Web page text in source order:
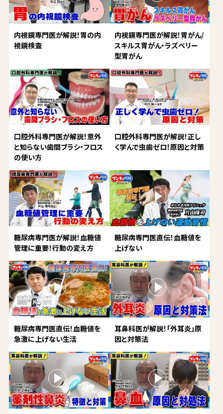
内視鏡専門医が解説！胃の内
視鏡検査
内視鏡専門医が解説！胃がん/
スキルス胃がん・ラズベリー
型胃がん
口腔外科専門医が解説！意外
と知らない歯間ブラシ・フロス
の使い方
口腔外科専門医が解説！正し
く学んで虫歯ゼロ！原因と対策
糖尿病専門医が解説！血糖値
管理に重要！行動の変え方
糖尿病専門医直伝！血糖値を
上げない
糖尿病専門医直伝！血糖値を
急激に上げない生活
耳鼻科医が解説！「外耳炎」原
因と対策法